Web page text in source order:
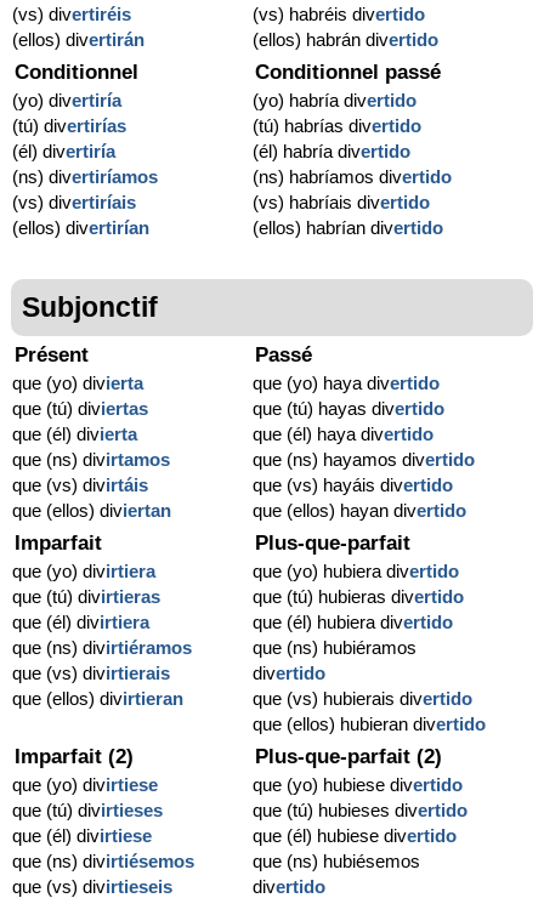
(vs) divertiréis
(ellos) divertirán
(vs) habréis divertido
(ellos) habrán divertido
Conditionnel
(yo) divertiría
(tú) divertirías
(él) divertiría
(ns) divertiríamos
(vs) divertiríais
(ellos) divertirían
Conditionnel passé
(yo) habría divertido
(tú) habrías divertido
(él) habría divertido
(ns) habríamos divertido
(vs) habríais divertido
(ellos) habrían divertido
Subjonctif
Présent
que (yo) divierta
que (tú) diviertas
que (él) divierta
que (ns) divirtamos
que (vs) divirtáis
que (ellos) diviertan
Passé
que (yo) haya divertido
que (tú) hayas divertido
que (él) haya divertido
que (ns) hayamos divertido
que (vs) hayáis divertido
que (ellos) hayan divertido
Imparfait
que (yo) divirtiera
que (tú) divirtieras
que (él) divirtiera
que (ns) divirtiéramos
que (vs) divirtierais
que (ellos) divirtieran
Plus-que-parfait
que (yo) hubiera divertido
que (tú) hubieras divertido
que (él) hubiera divertido
que (ns) hubiéramos
divertido
que (vs) hubierais divertido
que (ellos) hubieran divertido
Imparfait (2)
que (yo) divirtiese
que (tú) divirtieses
que (él) divirtiese
que (ns) divirtiésemos
que (vs) divirtieseis
Plus-que-parfait (2)
que (yo) hubiese divertido
que (tú) hubieses divertido
que (él) hubiese divertido
que (ns) hubiésemos
divertido